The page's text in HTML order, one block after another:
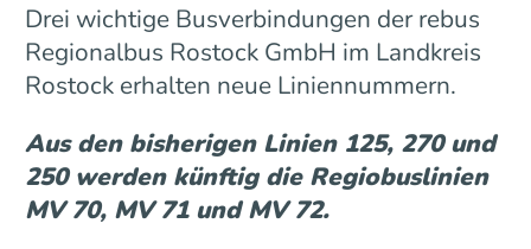
Drei wichtige Busverbindungen der rebus
Regionalbus Rostock GmbH im Landkreis
Rostock erhalten neue Liniennummern.
Aus den bisherigen Linien 125, 270 und
250 werden künftig die Regiobuslinien
MV 70, MV 71 und MV 72.